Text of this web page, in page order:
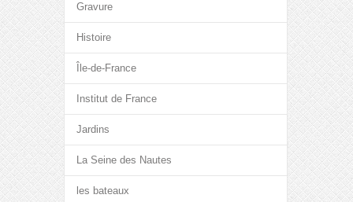
Gravure
Histoire
Île-de-France
Institut de France
Jardins
La Seine des Nautes
les bateaux